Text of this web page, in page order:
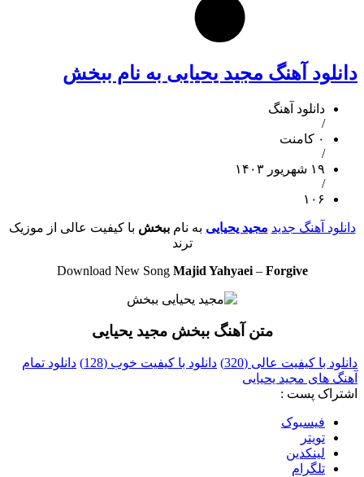
دانلود آهنگ مجید یحیایی به نام ببخش
دانلود آهنگ
/
۰ کامنت
/
۱۹ شهریور ۱۴۰۳
/
۱۰۶
دانلود آهنگ جدید مجید یحیایی به نامببخش با کیفیت عالی از موزیک
ترند
Download New Song Majid Yahyaei– Forgive
متن آهنگ ببخش مجید یحیایی
دانلود با کیفیت عالی (320) دانلود با کیفیت خوب (128)
دانلود تمام
آهنگ های مجید یحیایی
اشتراک پست :
فيسبوک
تويتر
لینکدین
تلگرام